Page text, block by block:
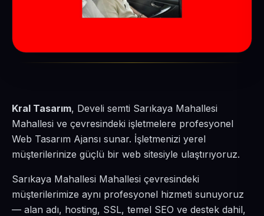
Kral Tasarım, Develi semti Sarıkaya Mahallesi
Mahallesi ve çevresindeki işletmelere profesyonel
Web Tasarım Ajansı sunar. İşletmenizi yerel
müşterilerinize güçlü bir web sitesiyle ulaştırıyoruz.
Sarıkaya Mahallesi Mahallesi çevresindeki
müşterilerimize aynı profesyonel hizmeti sunuyoruz
— alan adı, hosting, SSL, temel SEO ve destek dahil,